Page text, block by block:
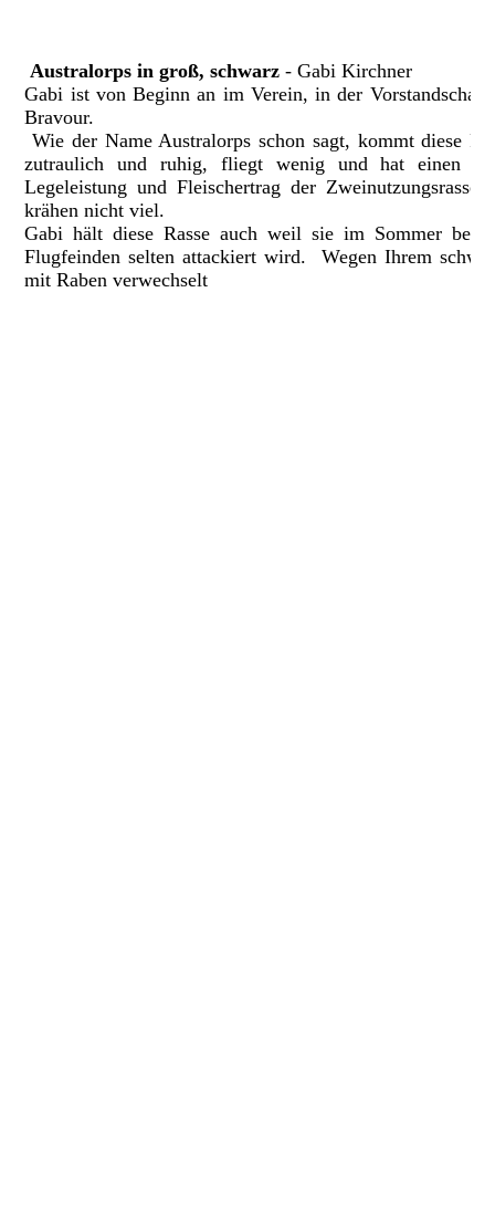
Australorps in groß, schwarz - Gabi Kirchner
Gabi ist von Beginn an im Verein, in der
Bravour.
Wie der Name Australorps schon sagt, kommt diese
zutraulich und ruhig, fliegt wenig und hat einen
Legeleistung und Fleischertrag der
krähen nicht viel.
Gabi hält diese Rasse auch weil sie im Sommer bei
Flugfeinden selten attackiert wird. Wegen Ihrem
mit Raben verwechselt